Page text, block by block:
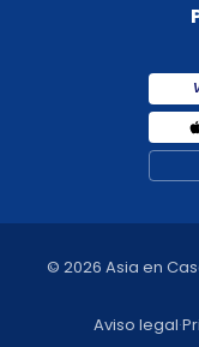
© 2026 Asia en
Aviso legal·